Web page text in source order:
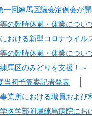
一回練馬区議会定例会が
の臨時休園・休業につい
おける新型コロナウイル
の臨時休園・休業につい
馬区のみどりを支援！
当初予算案記者発表
業所における職員およ
医学部附属練馬病院に